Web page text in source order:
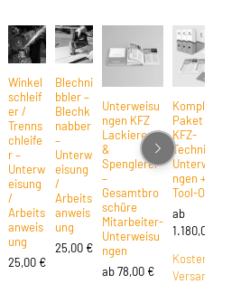
Winkel
schleif
er /
Trenns
chleife
r –
Unterw
eisung
/
Arbeits
anweis
ung
25,00 €
Blechni
bbler –
Blechk
nabber
–
Unterw
eisung
/
Arbeits
anweis
ung
25,00 €
Unterweisu
ngen KFZ
Lackiererei
&
Spenglerei
–
Gesamtbro
schüre
Mitarbeiter-
Unterweisu
ngen
ab78,00 €
Komplett-
Paket für
KFZ-
Technik –
Unterweisu
ngen +
Tool-Ordner
ab
1.180,00
Kostenloser
Versand